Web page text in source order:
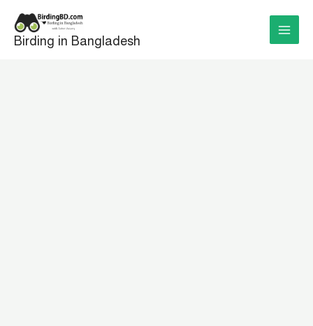
content
Birding in Bangladesh